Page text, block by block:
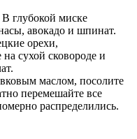
В глубокой миске
авокадо и шпинат.
орехи,
сухой сковороде и
маслом, посолите
перемешайте все
распределились.